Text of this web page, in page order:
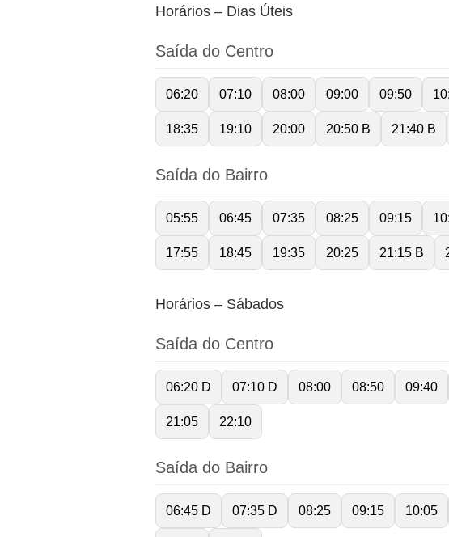
Horários – Dias Úteis
Saída do Centro
06:20 07:10 08:00 09:00 09:50
18:35 19:10 20:00 20:50 B 21:40 B
Saída do Bairro
05:55 06:45 07:35 08:25 09:15
17:55 18:45 19:35 20:25 21:15 B
Horários – Sábados
Saída do Centro
06:20 D 07:10 D 08:00 08:50 09:40
21:05 22:10
Saída do Bairro
06:45 D 07:35 D 08:25 09:15 10:05